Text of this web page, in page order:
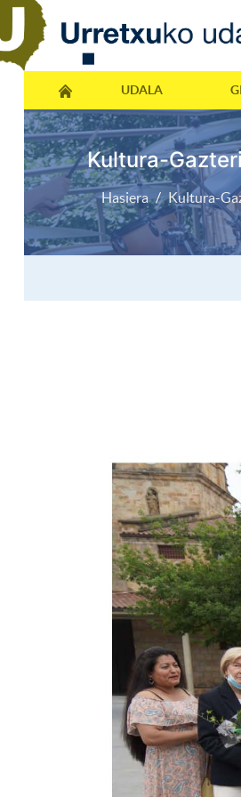
UDALA
Kultura-
Hasiera Kultura-